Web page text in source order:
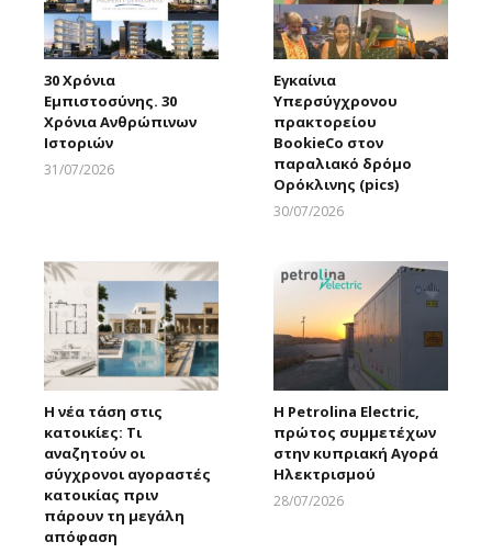
30 Χρόνια
Εμπιστοσύνης. 30
Χρόνια Ανθρώπινων
Ιστοριών
31/07/2026
Εγκαίνια
Υπερσύγχρονου
πρακτορείου
BookieCo στον
παραλιακό δρόμο
Ορόκλινης (pics)
30/07/2026
H νέα τάση στις
κατοικίες: Τι
αναζητούν οι
σύγχρονοι αγοραστές
κατοικίας πριν
πάρουν τη μεγάλη
απόφαση
Η Petrolina Electric,
πρώτος συμμετέχων
στην κυπριακή Αγορά
Ηλεκτρισμού
28/07/2026